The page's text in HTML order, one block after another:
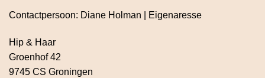
Contactpersoon: Diane Holman | Eigenaresse
Hip & Haar
Groenhof 42
9745 CS Groningen